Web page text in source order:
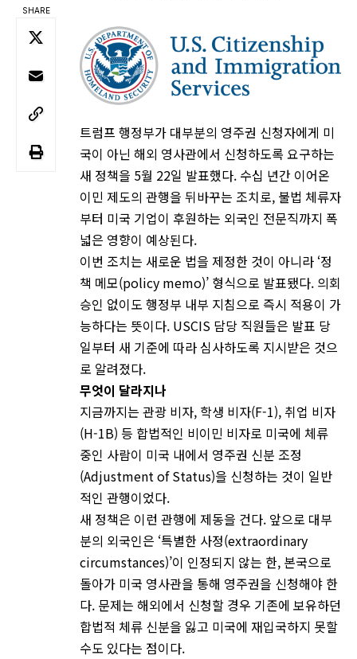
SHARE
트럼프 행정부가 대부분의 영주권 신청자에게 미
국이 아닌 해외 영사관에서 신청하도록 요구하는
새 정책을 5월 22일 발표했다. 수십 년간 이어온
이민 제도의 관행을 뒤바꾸는 조치로, 불법 체류자
부터 미국 기업이 후원하는 외국인 전문직까지 폭
넓은 영향이 예상된다.
이번 조치는 새로운 법을 제정한 것이 아니라 ‘정
책 메모(policy memo)’ 형식으로 발표됐다. 의회
승인 없이도 행정부 내부 지침으로 즉시 적용이 가
능하다는 뜻이다. USCIS 담당 직원들은 발표 당
일부터 새 기준에 따라 심사하도록 지시받은 것으
로 알려졌다.
무엇이 달라지나
지금까지는 관광 비자, 학생 비자(F-1), 취업 비자
(H-1B) 등 합법적인 비이민 비자로 미국에 체류
중인 사람이 미국 내에서 영주권 신분 조정
(Adjustment of Status)을 신청하는 것이 일반
적인 관행이었다.
새 정책은 이런 관행에 제동을 건다. 앞으로 대부
분의 외국인은 ‘특별한 사정(extraordinary
circumstances)’이 인정되지 않는 한, 본국으로
돌아가 미국 영사관을 통해 영주권을 신청해야 한
다. 문제는 해외에서 신청할 경우 기존에 보유하던
합법적 체류 신분을 잃고 미국에 재입국하지 못할
수도 있다는 점이다.